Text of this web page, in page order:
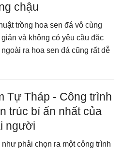
chậu
trồng hoa sen đá vô cùng
và không có yêu cầu đặc
ra hoa sen đá cũng rất dễ
Tự Tháp - Công trình
trúc bí ẩn nhất của
người
như phải chọn ra một công trình